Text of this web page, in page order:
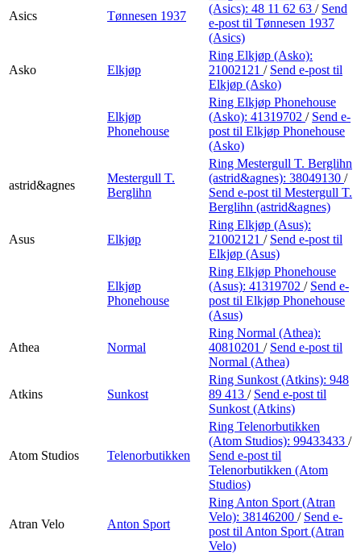
Asics Tønnesen 1937
(Asics): 48 11 62 63 / Send
e-post til Tønnesen 1937
(Asics)
Asko Elkjøp
Ring Elkjøp (Asko):
21002121 / Send e-post til
Elkjøp (Asko)
Elkjøp
Phonehouse
Ring Elkjøp Phonehouse
(Asko): 41319702 / Send e-
post til Elkjøp Phonehouse
(Asko)
astrid&agnes
Mestergull T.
Berglihn
Ring Mestergull T. Berglihn
(astrid&agnes): 38049130 /
Send e-post til Mestergull T.
Berglihn (astrid&agnes)
Asus Elkjøp
Ring Elkjøp (Asus):
21002121 / Send e-post til
Elkjøp (Asus)
Elkjøp
Phonehouse
Ring Elkjøp Phonehouse
(Asus): 41319702 / Send e-
post til Elkjøp Phonehouse
(Asus)
Athea Normal
Ring Normal (Athea):
40810201 / Send e-post til
Normal (Athea)
Atkins Sunkost
Ring Sunkost (Atkins): 948
89 413 / Send e-post til
Sunkost (Atkins)
Atom Studios Telenorbutikken
Ring Telenorbutikken
(Atom Studios): 99433433 /
Send e-post til
Telenorbutikken (Atom
Studios)
Atran Velo Anton Sport
Ring Anton Sport (Atran
Velo): 38146200 / Send e-
post til Anton Sport (Atran
Velo)